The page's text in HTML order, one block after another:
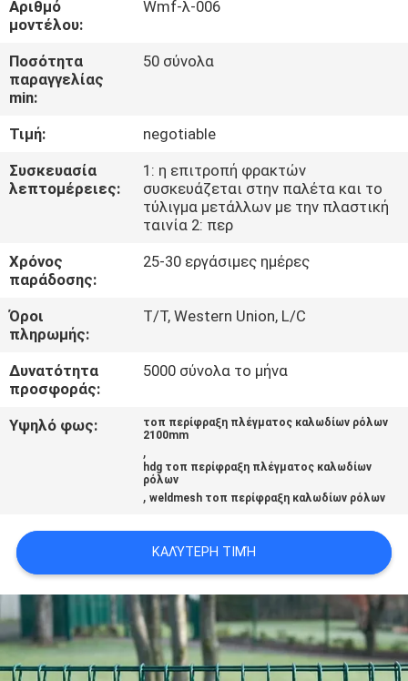
ΈΛΕΓΧΟΣ
ΜΑΣ
ΣΕ
ΕΠΑΦΉ
ΖΗΤΉΣΤΕ
ΈΝΑ
ΑΠΌΣΠΑΣΜΑ
ΕΙΔΉΣΕΙΣ
Αριθμό
μοντέλου:
Wmf-λ-006
Ποσότητα
παραγγελίας
min:
50 σύνολα
Τιμή:
negotiable
Συσκευασία
λεπτομέρειες:
1: η επιτροπή φρακτών
συσκευάζεται στην παλέτα και το
τύλιγμα μετάλλων με την πλαστική
ταινία 2: περ
Χρόνος
παράδοσης:
25-30 εργάσιμες ημέρες
Όροι
πληρωμής:
T/T, Western Union, L/C
Δυνατότητα
προσφοράς:
5000 σύνολα το μήνα
Υψηλό φως:
τοπ περίφραξη πλέγματος καλωδίων ρόλων
2100mm
,
hdg τοπ περίφραξη πλέγματος καλωδίων
ρόλων
,weldmesh τοπ περίφραξη καλωδίων ρόλων
ΚΑΛΎΤΕΡΗ ΤΙΜΉ